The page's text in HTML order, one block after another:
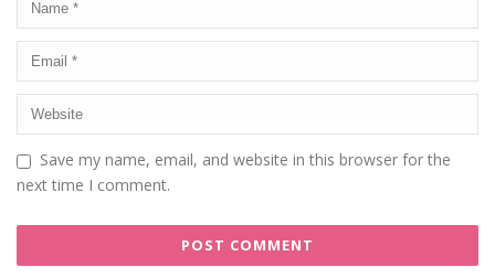
Save my name, email, and website in this browser for the
next time I comment.